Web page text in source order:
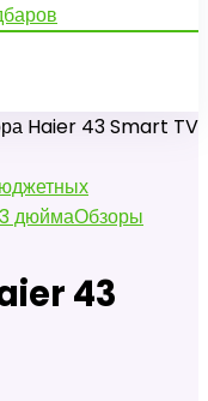
Haier 43 Smart TV
дюймаОбзоры
43